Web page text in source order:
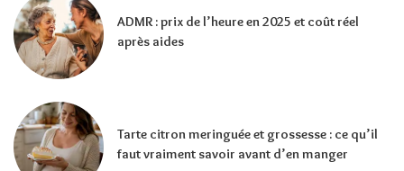
ADMR : prix de l’heure en 2025 et coût réel
après aides
Tarte citron meringuée et grossesse : ce qu’il
faut vraiment savoir avant d’en manger